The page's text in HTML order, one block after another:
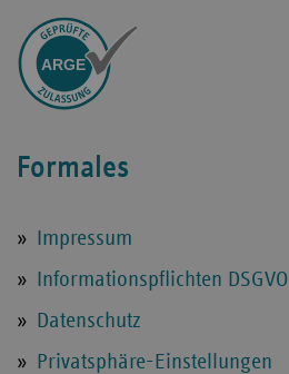
ARGEn
Formales
Impressum
Informationspflichten DSGVO
Datenschutz
Privatsphäre-Einstellungen